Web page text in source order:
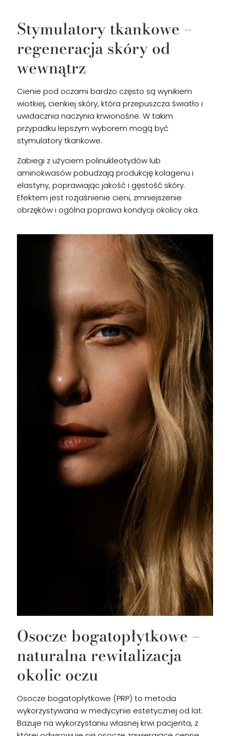
Stymulatory tkankowe –
regeneracja skóry od
wewnątrz
Cienie pod oczami bardzo często są wynikiem
wiotkiej, cienkiej skóry, która przepuszcza światło i
uwidacznia naczynia krwionośne. W takim
przypadku lepszym wyborem mogą być
stymulatory tkankowe.
Zabiegi z użyciem polinukleotydów lub
aminokwasów pobudzają produkcję kolagenu i
elastyny, poprawiając jakość i gęstość skóry.
Efektem jest rozjaśnienie cieni, zmniejszenie
obrzęków i ogólna poprawa kondycji okolicy oka.
Osocze bogatopłytkowe –
naturalna rewitalizacja
okolic oczu
Osocze bogatopłytkowe (PRP) to metoda
wykorzystywana w medycynie estetycznej od lat.
Bazuje na wykorzystaniu własnej krwi pacjenta, z